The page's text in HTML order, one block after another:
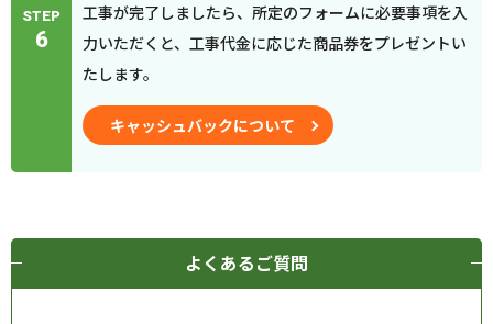
STEP
6
工事が完了しましたら、所定のフォームに必要事項を入
力いただくと、工事代金に応じた商品券をプレゼントい
たします。
キャッシュバックについて
よくあるご質問